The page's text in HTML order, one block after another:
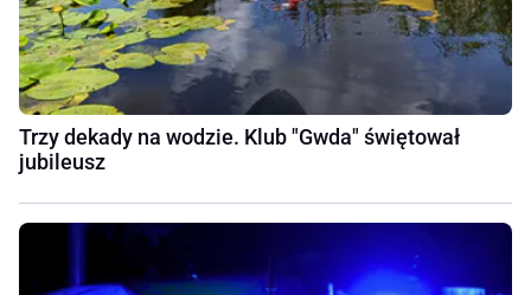
Trzy dekady na wodzie. Klub "Gwda" świętował
jubileusz